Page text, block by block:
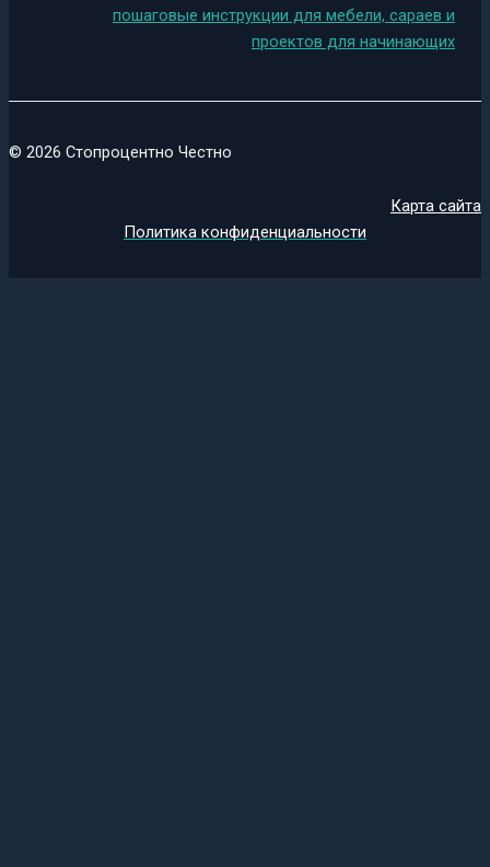
пошаговые инструкции для мебели, сараев и
проектов для начинающих
© 2026 Стопроцентно Честно
Карта сайта
Политика конфиденциальности